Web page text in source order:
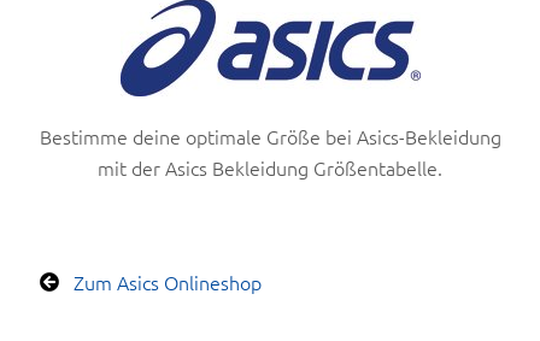
Bestimme deine optimale Größe bei Asics-Bekleidung
mit der Asics Bekleidung Größentabelle.
Zum Asics Onlineshop